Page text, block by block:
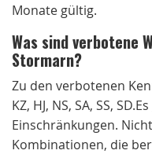
Monate gültig.
Was sind verbotene
Stormarn?
Zu den verbotenen
KZ, HJ, NS, SA, SS,
Einschränkungen.
Kombinationen, die